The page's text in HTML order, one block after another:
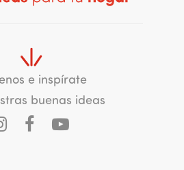
e inspírate
buenas ideas